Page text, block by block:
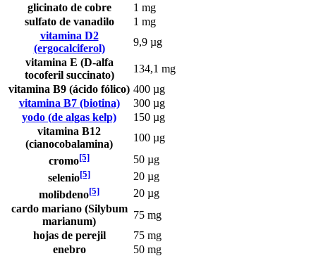
glicinato de cobre
1 mg
sulfato de vanadilo
1 mg
vitamina D2
(ergocalciferol)
9,9 µg
vitamina E (D-alfa
tocoferil succinato)
134,1 mg
vitamina B9 (ácido fólico) 400 µg
vitamina B7 (biotina)
300 µg
yodo (de algas kelp)
150 µg
vitamina B12
(cianocobalamina)
100 µg
cromo[5]
50 µg
selenio[5]
20 µg
molibdeno[5]
20 µg
cardo mariano (Silybum
marianum)
75 mg
hojas de perejil
75 mg
enebro
50 mg